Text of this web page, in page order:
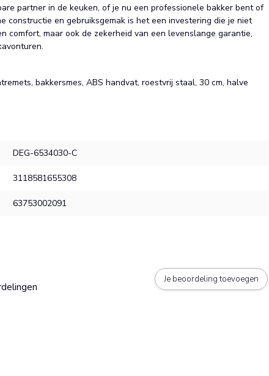
partner in de keuken, of je nu een professionele bakker bent of
constructie en gebruiksgemak is het een investering die je niet
comfort, maar ook de zekerheid van een levenslange garantie,
bakkersmes, ABS handvat, roestvrij staal, 30 cm, halve
DEG-6534030-C
3118581655308
63753002091
Je beoordeling toevoegen